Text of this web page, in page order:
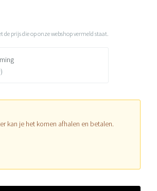
prijs die op onze webshop vermeld staat.
kan je het komen afhalen en betalen.